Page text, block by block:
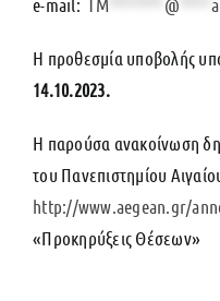
Η προθεσμία υποβολής
14.10.2023.
Η παρούσα ανακοίνωση
του Πανεπιστημίου
http://www.aegean.gr/
«Προκηρύξεις Θέσεων»